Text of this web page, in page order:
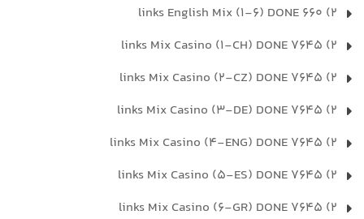
2) 660 links English Mix (1-6) DONE
2) 7645 links Mix Casino (1-CH) DONE
2) 7645 links Mix Casino (2-CZ) DONE
2) 7645 links Mix Casino (3-DE) DONE
2) 7645 links Mix Casino (4-ENG) DONE
2) 7645 links Mix Casino (5-ES) DONE
2) 7645 links Mix Casino (6-GR) DONE